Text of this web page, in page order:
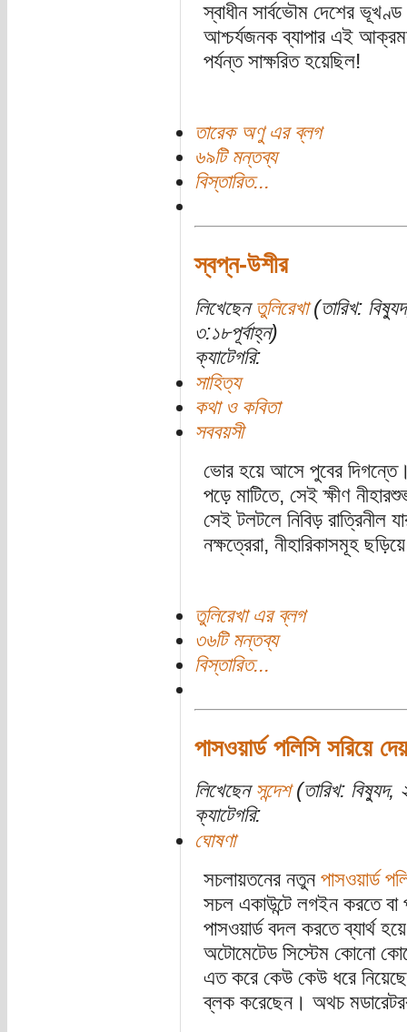
স্বাধীন সার্বভৌম দেশের
আশ্চর্যজনক ব্যাপার এই
পর্যন্ত সাক্ষরিত হয়েছিল!
তারেক অণু এর ব্লগ
৬৯টি মন্তব্য
বিস্তারিত...
স্বপ্ন-উশীর
লিখেছেন তুলিরেখা(তারিখ:
৩:১৮পূর্বাহ্ন)
ক্যাটেগরি:
সাহিত্য
কথা ও কবিতা
সববয়সী
ভোর হয়ে আসে পুবের
পড়ে মাটিতে, সেই ক্ষীণ
সেই টলটলে নিবিড় রাত্রিনীল
নক্ষত্রেরা, নীহারিকাসমূহ
তুলিরেখা এর ব্লগ
৩৬টি মন্তব্য
বিস্তারিত...
পাসওয়ার্ড পলিসি সরিয়ে
লিখেছেন সন্দেশ(তারিখ: বিষ্যুদ,
ক্যাটেগরি:
ঘোষণা
সচলায়তনের নতুন পাসওয়ার্ড
সচল একাউন্টে লগইন করতে বা
পাসওয়ার্ড বদল করতে ব্যার্থ
অটোমেটেড সিস্টেম কোনো
এত করে কেউ কেউ ধরে
ব্লক করেছেন। অথচ